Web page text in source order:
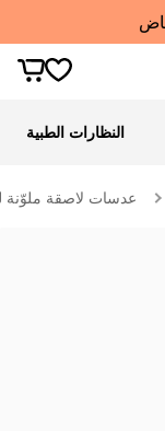
النظارات الطبية
عدسات لاصقة ملوّنة